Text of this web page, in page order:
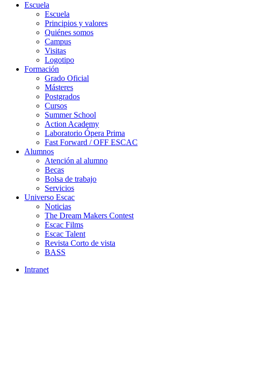
Escuela
Escuela
Principios y valores
Quiénes somos
Campus
Visitas
Logotipo
Formación
Grado Oficial
Másteres
Postgrados
Cursos
Summer School
Action Academy
Laboratorio Ópera Prima
Fast Forward / OFF ESCAC
Alumnos
Atención al alumno
Becas
Bolsa de trabajo
Servicios
Universo Escac
Noticias
The Dream Makers Contest
Escac Films
Escac Talent
Revista Corto de vista
BASS
Intranet